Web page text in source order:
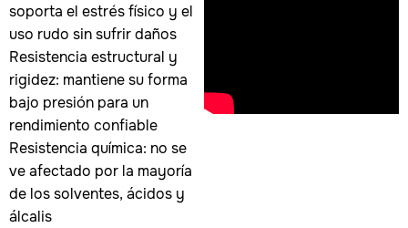
soporta el estrés físico y el
uso rudo sin sufrir daños
Resistencia estructural y
rigidez: mantiene su forma
bajo presión para un
rendimiento confiable
Resistencia química: no se
ve afectado por la mayoría
de los solventes, ácidos y
álcalis